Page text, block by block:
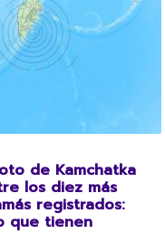
de Kamchatka
los diez más
registrados:
que tienen